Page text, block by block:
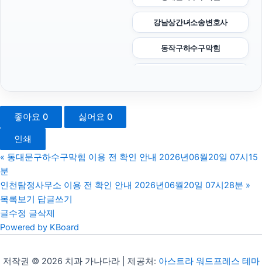
강남상간녀소송변호사
동작구하수구막힘
좋아요 0 싫어요 0
인쇄
« 동대문구하수구막힘 이용 전 확인 안내 2026년06월20일 07시15
분
인천탐정사무소 이용 전 확인 안내 2026년06월20일 07시28분 »
목록보기 답글쓰기
글수정 글삭제
Powered by KBoard
저작권 © 2026 치과 가나다라 | 제공처: 아스트라 워드프레스 테마